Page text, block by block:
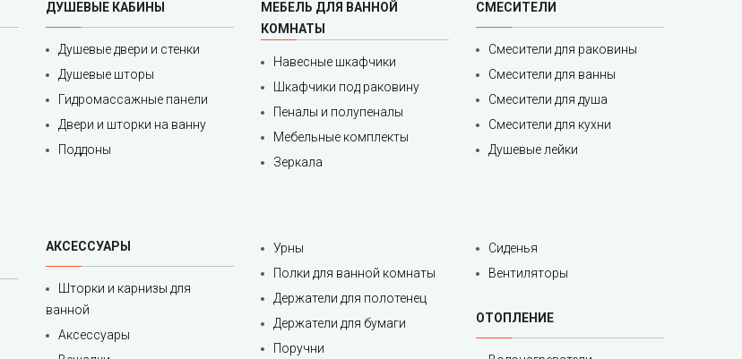
ДУШЕВЫЕ КАБИНЫ
Душевые двери и стенки
Душевые шторы
Гидромассажные панели
Двери и шторки на ванну
Поддоны
МЕБЕЛЬ ДЛЯ ВАННОЙ
КОМНАТЫ
Навесные шкафчики
Шкафчики под раковину
Пеналы и полупеналы
Мебельные комплекты
Зеркала
СМЕСИТЕЛИ
Смесители для раковины
Смесители для ванны
Смесители для душа
Смесители для кухни
Душевые лейки
АКСЕССУАРЫ
Шторки и карнизы для
ванной
Аксессуары
Урны
Полки для ванной комнаты
Держатели для полотенец
Держатели для бумаги
Поручни
Сиденья
Вентиляторы
ОТОПЛЕНИЕ